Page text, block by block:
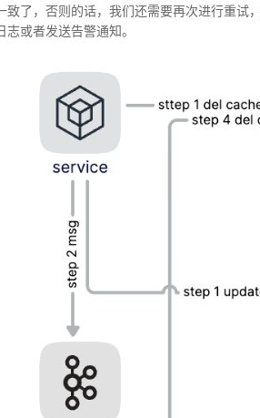
致了，否则的话，我们还需要再次进行重试
志或者发送告警通知。